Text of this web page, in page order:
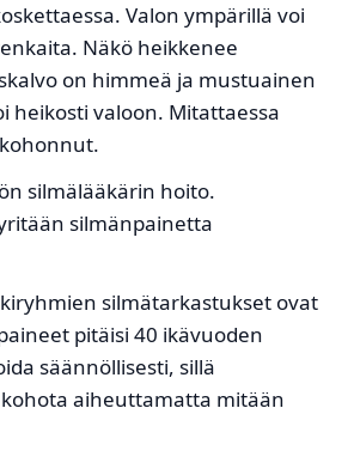
Valon ympärillä voi
Näkö heikkenee
on himmeä ja mustuainen
heikosti valoon. Mitattaessa
silmälääkärin hoito.
silmänpainetta
silmätarkastukset ovat
pitäisi 40 ikävuoden
säännöllisesti, sillä
aiheuttamatta mitään